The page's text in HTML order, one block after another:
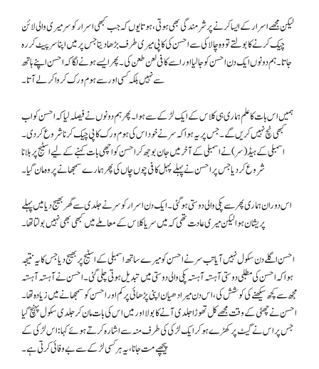
لیکن مجھے اسرار کے ایسا کرنے پر شرمندگی بھی ہوتی، ہوتا یوں کہ جب کبھی اسرار کو سر میری والی لائن
چیک کرنے کا بولتے تو وہ چالاکی سے احسن کی کاپی میری طرف بڑھا دیتا جس پر میں اپنا سر پیٹ کر رہ
جاتا۔ ہم دونوں ایک دن احسن کو جا لیا اور اسے کافی لعن طعن کی۔ پھر ایسے ہونے لگا کہ احسن اپنے ہاتھ
سے نہیں بلکہ کسی اور سے ہوم ورک کروا کر لے آتا۔
ہمیں اس بات کا علم ہماری ہی کلاس کے ایک لڑکے سے ہوا۔ پھر ہم دونوں نے فیصلہ لیا کہ احسن کو اب
کبھی ٹچ نہیں کریں گے۔ جس پر یہ ہوا کہ سر نے خود اس کی ہوم ورک کاپی چیک کرنا شروع کردی۔
اسمبلی کے ہیڈ (سر) نے اسمبلی کے آخر میں جان بوجھ کر احسن کو اچھی بات کہنے کے لیے اسٹیج پر بلانا
شروع کردیا جس پر احسن نے پہلے پہل کافی چوں چاں کی پھر ہمارے سمجھانے پر وہ مان گیا۔
اس دوران ہماری پھر سے پکی والی دوستی ہوگئی۔ ایک دن اسرار کو سر نے جلدی سے گھر بھیج دیا میں پہلے
پریشان ہوا لیکن میری عادت تھی کہ میں سر یا کلاس کے معاملے میں کبھی بھی نہیں بولتا تھا۔
احسن اگلے دن سکول نہیں آیا تب سر نے احسن کو میرے ساتھ اسمبلی کے اسٹیج پر بھیج دیا جس کا یہ نتیجہ
ہوا کہ احسن کی مطلبی دوستی آہستہ آہستہ پکی والی دوستی میں تبدیل ہوتی چلی گئی۔ احسن نے آہستہ آہستہ
مجھ سے کچھ سیکھنے کی کوشش کی، اس دن میرا دھیان اپنی پڑھائی پر کم اور احسن کو سمجھانے میں زیادہ تھا۔
احسن نے چھٹی کے وقت مجھے کل تھوڑا جلدی آنے کا بولا اور میں اس کی بات مان کر جلدی سکول پہنچ گیا
جس پر اس نے گیٹ پر کھڑے ہوکر ایک لڑکی کی طرف منہ سے اشارہ کرتے ہوئے کہا: اس لڑکی کے
پیچھے مت جانا، یہ ہر کسی لڑکے سے بے وفائی کرتی ہے۔